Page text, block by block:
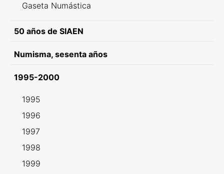
Gaseta Numástica
50 años de SIAEN
Numisma, sesenta años
1995-2000
1995
1996
1997
1998
1999